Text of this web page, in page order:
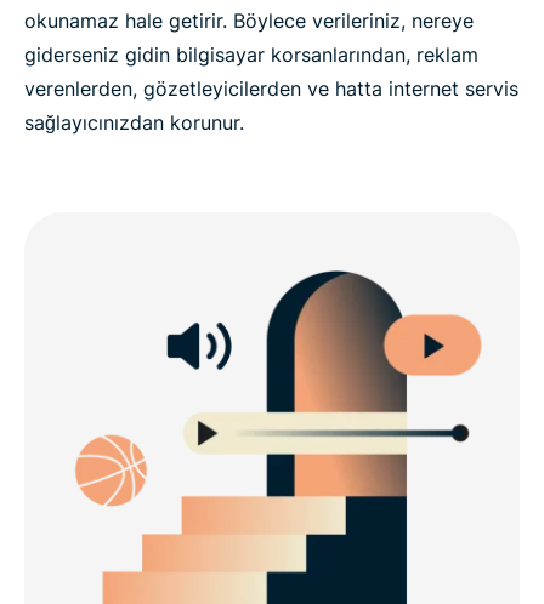
okunamaz hale getirir. Böylece verileriniz, nereye
giderseniz gidin bilgisayar korsanlarından, reklam
verenlerden, gözetleyicilerden ve hatta internet servis
sağlayıcınızdan korunur.